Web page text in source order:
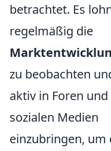
betrachtet. Es
regelmäßig die
zu beobachten
aktiv in Foren und
sozialen Medien
einzubringen, um